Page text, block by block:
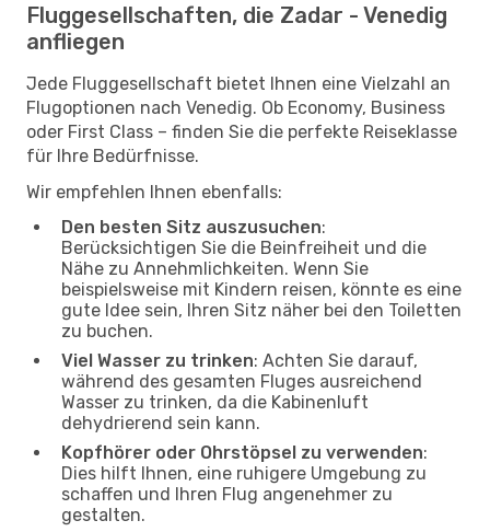
Fluggesellschaften, die Zadar - Venedig
anfliegen
Jede Fluggesellschaft bietet Ihnen eine Vielzahl an
Flugoptionen nach Venedig. Ob Economy, Business
oder First Class – finden Sie die perfekte Reiseklasse
für Ihre Bedürfnisse.
Wir empfehlen Ihnen ebenfalls:
Den besten Sitz auszusuchen:
Berücksichtigen Sie die Beinfreiheit und die
Nähe zu Annehmlichkeiten. Wenn Sie
beispielsweise mit Kindern reisen, könnte es eine
gute Idee sein, Ihren Sitz näher bei den Toiletten
zu buchen.
Viel Wasser zu trinken: Achten Sie darauf,
während des gesamten Fluges ausreichend
Wasser zu trinken, da die Kabinenluft
dehydrierend sein kann.
Kopfhörer oder Ohrstöpsel zu verwenden:
Dies hilft Ihnen, eine ruhigere Umgebung zu
schaffen und Ihren Flug angenehmer zu
gestalten.